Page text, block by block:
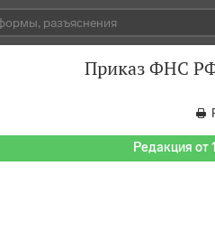
Приказ ФНС
Редакция от